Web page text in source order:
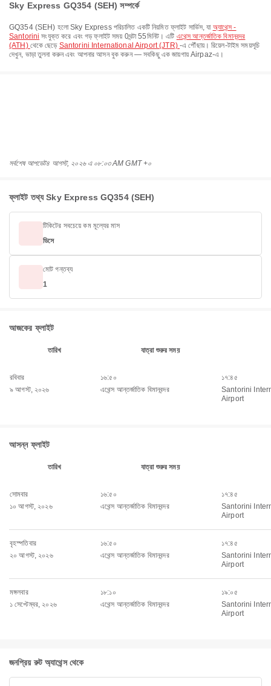
Sky Express GQ354 (SEH) সম্পর্কে
GQ354(SEH) হলোSky Expressপরিচালিত একটি নিয়মিত ফ্লাইট সার্ভিস, যা অ্যাথেন্স -
Santorini সংযুক্ত করে এবং গড় ফ্লাইট সময় 0ঘন্টা 55মিনিট । এটি এথেন্স আন্তর্জাতিক বিমানবন্দর
(ATH) থেকে ছেড়ে Santorini International Airport (JTR)-এ পৌঁছায়। রিয়েল-টাইম সময়সূচি
দেখুন, ভাড়া তুলনা করুন এবং আপনার আসন বুক করুন — সবকিছু এক জায়গায় Airpaz-এ।
সর্বশেষ আপডেট৪ আগস্ট, ২০২৬ এ ০৮:০৩ AM GMT +০
ফ্লাইট তথ্য Sky Express GQ354 (SEH)
টিকিটের সবচেয়ে কম মূল্যের মাস
ডিসে
মোট গন্তব্য
1
আজকের ফ্লাইট
তারিখ যাত্রা শুরুর সময়
রবিবার
৯ আগস্ট, ২০২৬
১৬:৫০
এথেন্স আন্তর্জাতিক বিমানবন্দর
১৭:৪৫
Santorini
Airport
আসন্ন ফ্লাইট
তারিখ যাত্রা শুরুর সময়
সোমবার
১০ আগস্ট, ২০২৬
১৬:৫০
এথেন্স আন্তর্জাতিক বিমানবন্দর
১৭:৪৫
Santorini
Airport
বৃহস্পতিবার
২০ আগস্ট, ২০২৬
১৬:৫০
এথেন্স আন্তর্জাতিক বিমানবন্দর
১৭:৪৫
Santorini
Airport
মঙ্গলবার
১ সেপ্টেম্বর, ২০২৬
১৮:১০
এথেন্স আন্তর্জাতিক বিমানবন্দর
১৯:০৫
Santorini
Airport
জনপ্রিয় রুট অ্যাথেন্স থেকে